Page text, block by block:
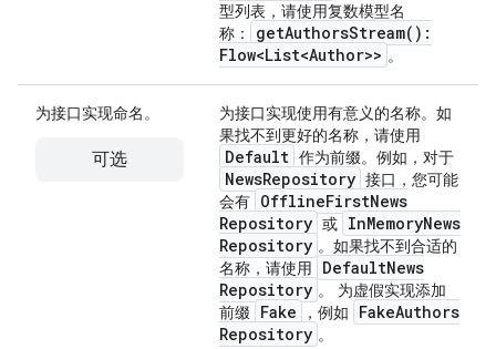
型列表，请使用复数模型名
称：
getAuthorsStream( ):
Flow<List<Author>> 。
为接口实现命名。
可选
为接口实现使用有意义的名称。如
果找不到更好的名称，请使用
Default 作为前缀。例如，对于
NewsRepository 接口，您可能
会有 OfflineFirstNews
Repository 或 InMemoryNews
Repository 。如果找不到合适的
名称，请使用
DefaultNews
Repository 。 为虚假实现添加
前缀
Fake ，例如 FakeAuthors
Repository 。